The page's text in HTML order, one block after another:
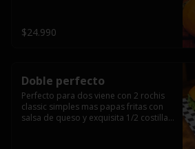
$24.990
Doble perfecto
Perfecto para dos viene con 2 rochis
classic simples mas papas fritas con
salsa de queso y exquisita 1/2 costilla